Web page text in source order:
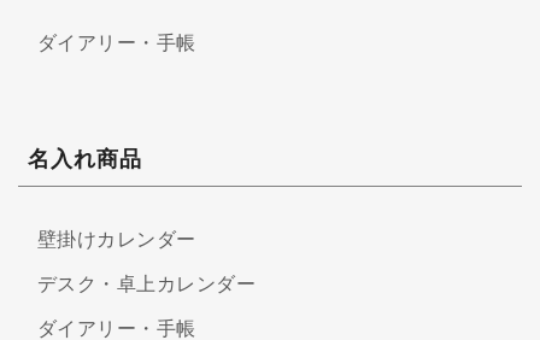
ダイアリー・手帳
名入れ商品
壁掛けカレンダー
デスク・卓上カレンダー
ダイアリー・手帳